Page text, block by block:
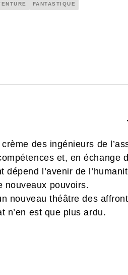
FANTASTIQUE
des ingénieurs de
et, en échange
l’avenir de
nouveaux pouvoirs.
nouveau théâtre des
n’en est que plus ardu.